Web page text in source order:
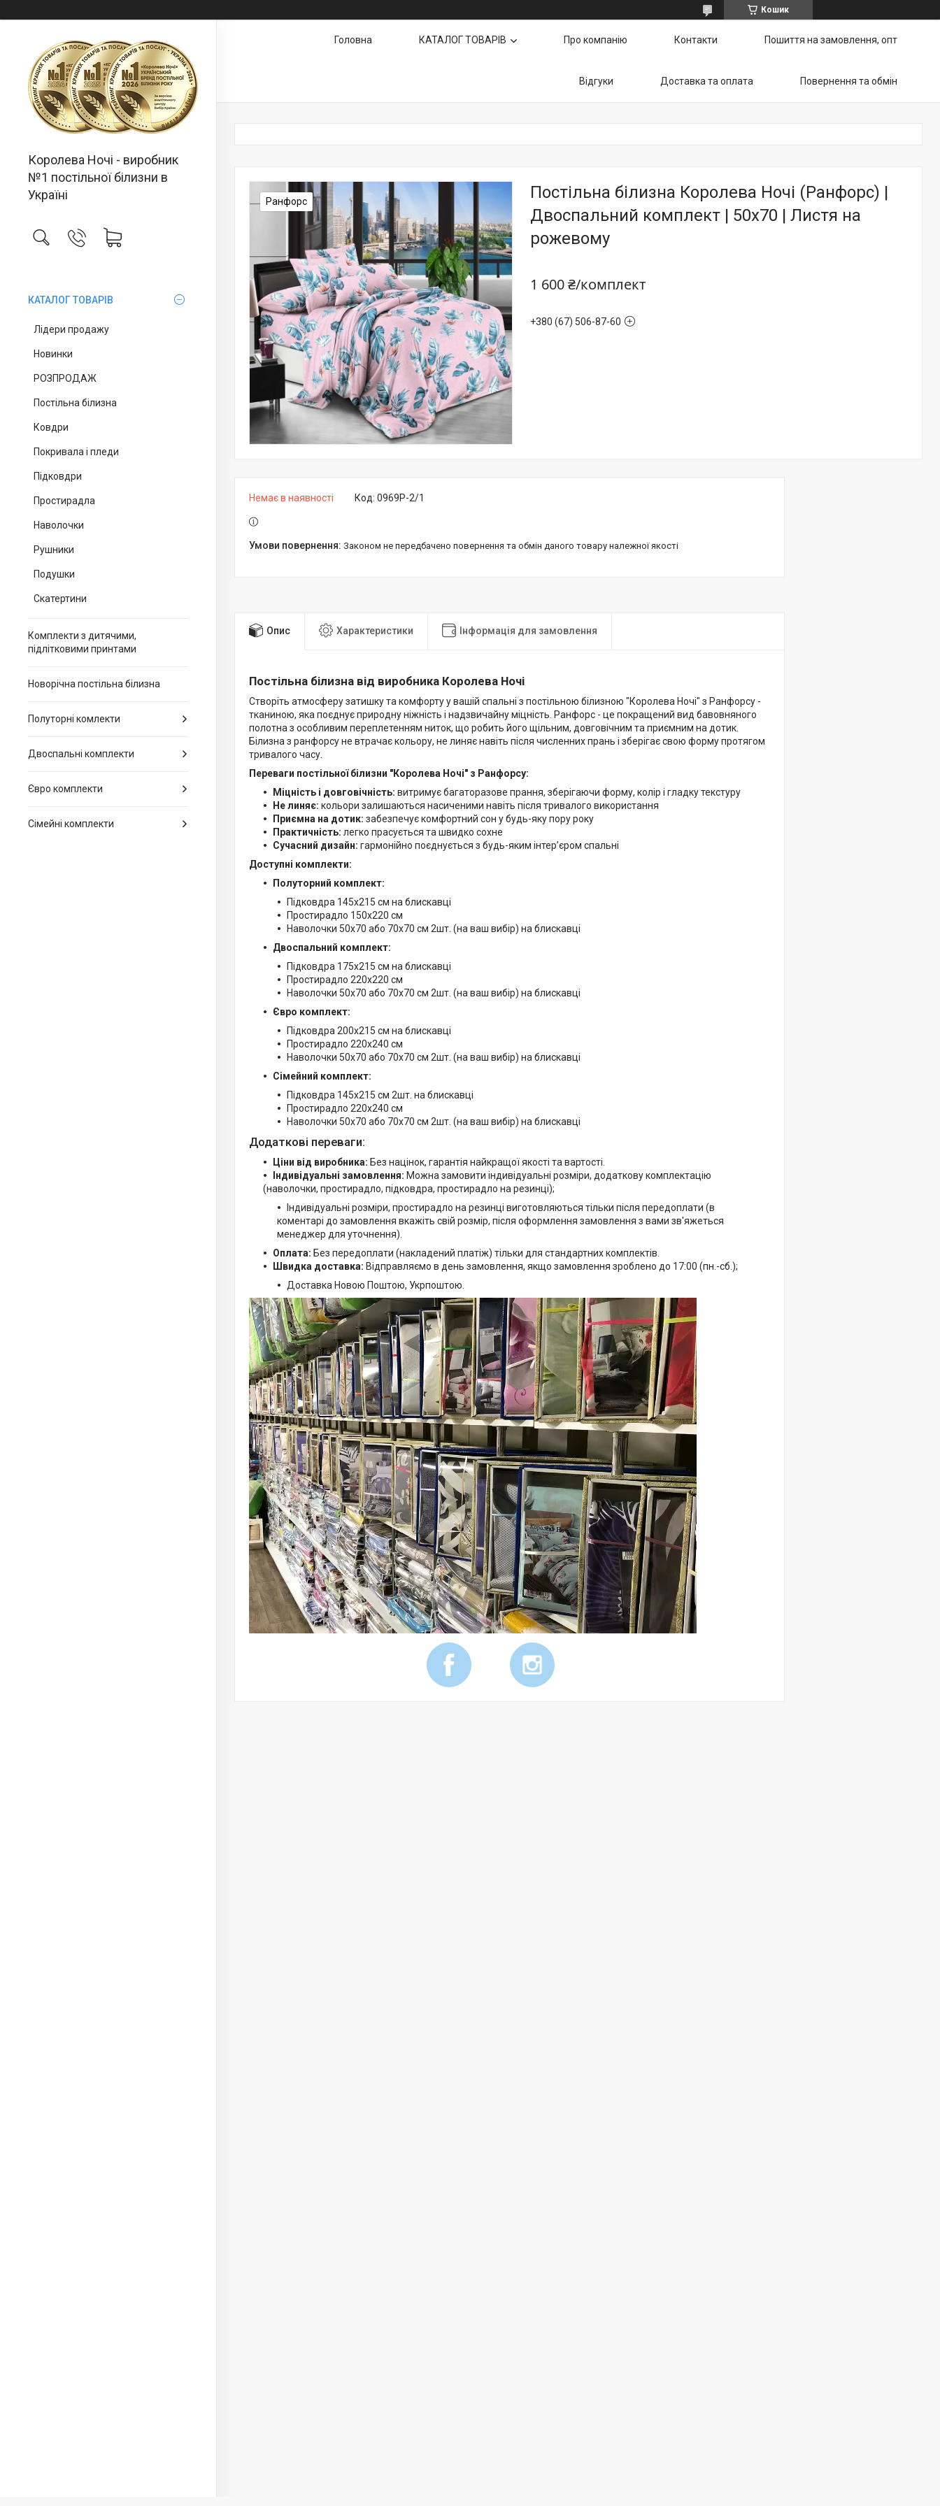
Кошик
Королева Ночі - виробник
№1 постільної білизни в
Україні
КАТАЛОГ ТОВАРІВ
Лідери продажу
Новинки
РОЗПРОДАЖ
Постільна білизна
Ковдри
Покривала і пледи
Підковдри
Простирадла
Наволочки
Рушники
Подушки
Скатертини
Комплекти з дитячими,
підлітковими принтами
Новорічна постільна білизна
Полуторні комлекти
Двоспальні комплекти
Євро комплекти
Сімейні комплекти
Головна КАТАЛОГ ТОВАРІВ Про компанію Контакти Пошиття на замовлення, опт
Відгуки Доставка та оплата Повернення та обмін
Ранфорс
Постільна білизна Королева Ночі (Ранфорс) |
Двоспальний комплект | 50х70 | Листя на
рожевому
1 600 ₴/комплект
+380 (67) 506-87-60
Немає в наявності Код: 0969Р-2/1
Законом не передбачено повернення та обмін даного товару належної якості
Опис Характеристики Інформація для замовлення
Постільна білизна від виробника Королева Ночі
Створіть атмосферу затишку та комфорту у вашій спальні з постільною білизною "Королева Ночі" з Ранфорсу -
тканиною, яка поєднує природну ніжність і надзвичайну міцність. Ранфорс - це покращений вид бавовняного
полотна з особливим переплетенням ниток, що робить його щільним, довговічним та приємним на дотик.
Білизна з ранфорсу не втрачає кольору, не линяє навіть після численних прань і зберігає свою форму протягом
тривалого часу.
Переваги постільної білизни "Королева Ночі" з Ранфорсу:
Міцність і довговічність: витримує багаторазове прання, зберігаючи форму, колір і гладку текстуру
Не линяє: кольори залишаються насиченими навіть після тривалого використання
Приємна на дотик: забезпечує комфортний сон у будь-яку пору року
Практичність: легко прасується та швидко сохне
Сучасний дизайн: гармонійно поєднується з будь-яким інтер’єром спальні
Доступні комплекти:
Полуторний комплект:
Підковдра 145х215 см на блискавці
Простирадло 150х220 см
Наволочки 50х70 або 70х70 см 2шт. (на ваш вибір) на блискавці
Двоспальний комплект:
Підковдра 175х215 см на блискавці
Простирадло 220х220 см
Наволочки 50х70 або 70х70 см 2шт. (на ваш вибір) на блискавці
Євро комплект:
Підковдра 200х215 см на блискавці
Простирадло 220х240 см
Наволочки 50х70 або 70х70 см 2шт. (на ваш вибір) на блискавці
Сімейний комплект:
Підковдра 145х215 см 2шт. на блискавці
Простирадло 220х240 см
Наволочки 50х70 або 70х70 см 2шт. (на ваш вибір) на блискавці
Додаткові переваги:
Ціни від виробника: Без націнок, гарантія найкращої якості та вартості.
Індивідуальні замовлення: Можна замовити індивідуальні розміри, додаткову комплектацію
(наволочки, простирадло, підковдра, простирадло на резинці);
Індивідуальні розміри, простирадло на резинці виготовляються тільки після передоплати (в
коментарі до замовлення вкажіть свій розмір, після оформлення замовлення з вами зв'яжеться
менеджер для уточнення).
Оплата: Без передоплати (накладений платіж) тільки для стандартних комплектів.
Швидка доставка: Відправляємо в день замовлення, якщо замовлення зроблено до 17:00 (пн.-сб.);
Доставка Новою Поштою, Укрпоштою.